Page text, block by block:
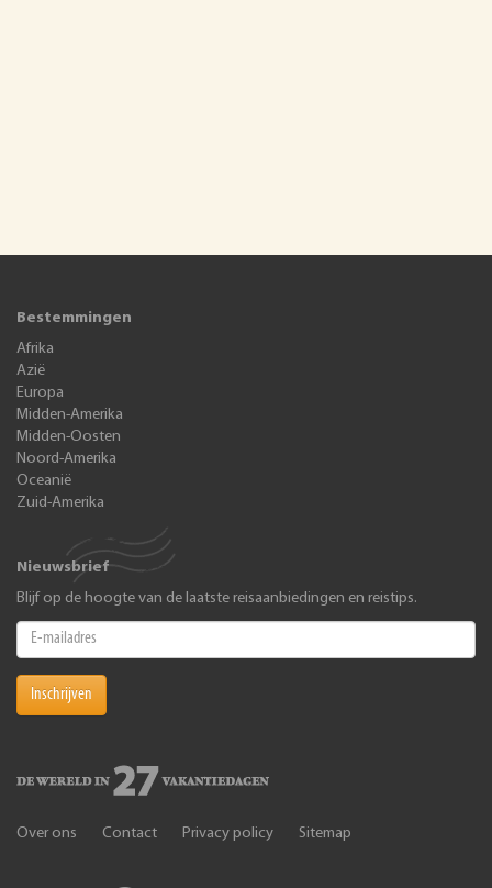
Bestemmingen
Afrika
Azië
Europa
Midden-Amerika
Midden-Oosten
Noord-Amerika
Oceanië
Zuid-Amerika
Nieuwsbrief
Blijf op de hoogte van de laatste reisaanbiedingen en reistips.
Inschrijven
Over ons Contact Privacy policy Sitemap